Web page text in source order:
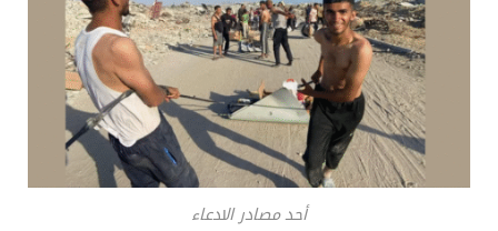
أحد مصادر الادعاء